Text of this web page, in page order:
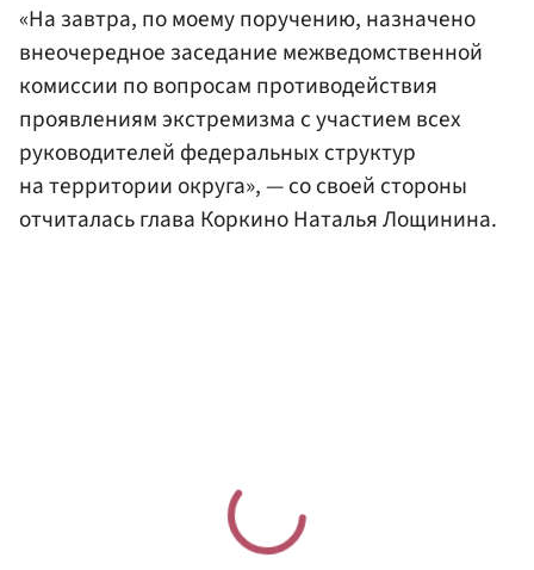
«На завтра, по моему поручению, назначено
внеочередное заседание межведомственной
комиссии по вопросам противодействия
проявлениям экстремизма с участием всех
руководителей федеральных структур
на территории округа», — со своей стороны
отчиталась глава Коркино Наталья Лощинина.